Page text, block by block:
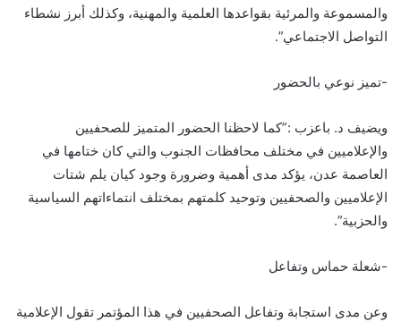
والمسموعة والمرئية بقواعدها العلمية والمهنية، وكذلك أبرز نشطاء
التواصل الاجتماعي”.
-تميز نوعي بالحضور
ويضيف د. باعزب :”كما لاحظنا الحضور المتميز للصحفيين
والإعلاميين في مختلف محافظات الجنوب والتي كان ختامها في
العاصمة عدن، يؤكد مدى أهمية وضرورة وجود كيان يلم شتات
الإعلاميين والصحفيين وتوحيد كلمتهم بمختلف انتماءاتهم السياسية
والحزبية”.
-شعلة حماس وتفاعل
وعن مدى استجابة وتفاعل الصحفيين في هذا المؤتمر تقول الإعلامية